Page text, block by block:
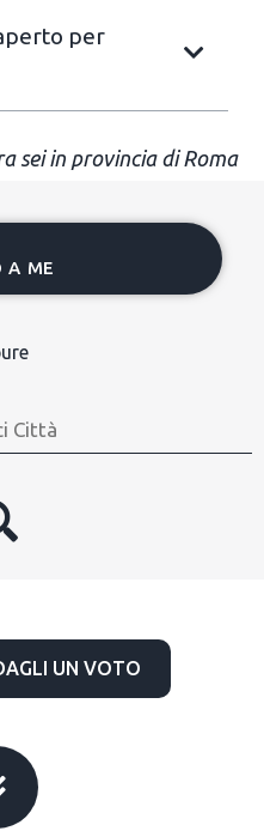
per
sei in provincia di Roma
A ME
UN VOTO